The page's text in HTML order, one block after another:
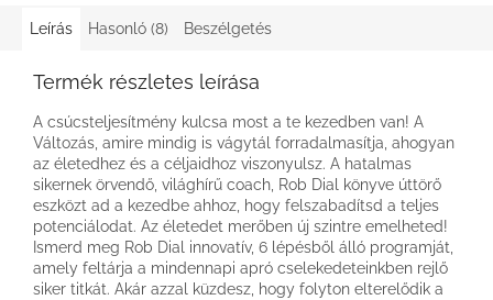
Leírás Hasonló (8) Beszélgetés
Termék részletes leírása
A csúcsteljesítmény kulcsa most a te kezedben van! A
Változás, amire mindig is vágytál forradalmasítja, ahogyan
az életedhez és a céljaidhoz viszonyulsz. A hatalmas
sikernek örvendő, világhírű coach, Rob Dial könyve úttörő
eszközt ad a kezedbe ahhoz, hogy felszabadítsd a teljes
potenciálodat. Az életedet merőben új szintre emelheted!
Ismerd meg Rob Dial innovatív, 6 lépésből álló programját,
amely feltárja a mindennapi apró cselekedeteinkben rejlő
siker titkát. Akár azzal küzdesz, hogy folyton elterelődik a